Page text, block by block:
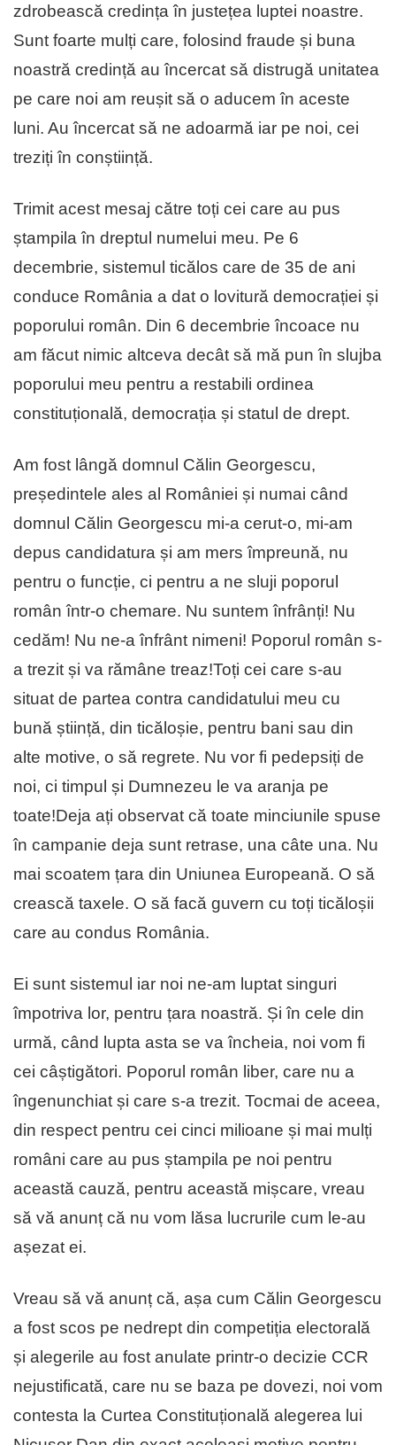
zdrobească credința în justețea luptei noastre.
Sunt foarte mulți care, folosind fraude și buna
noastră credință au încercat să distrugă unitatea
pe care noi am reușit să o aducem în aceste
luni. Au încercat să ne adoarmă iar pe noi, cei
treziți în conștiință.
Trimit acest mesaj către toți cei care au pus
ștampila în dreptul numelui meu. Pe 6
decembrie, sistemul ticălos care de 35 de ani
conduce România a dat o lovitură democrației și
poporului român. Din 6 decembrie încoace nu
am făcut nimic altceva decât să mă pun în slujba
poporului meu pentru a restabili ordinea
constituțională, democrația și statul de drept.
Am fost lângă domnul Călin Georgescu,
președintele ales al României și numai când
domnul Călin Georgescu mi-a cerut-o, mi-am
depus candidatura și am mers împreună, nu
pentru o funcție, ci pentru a ne sluji poporul
român într-o chemare. Nu suntem înfrânți! Nu
cedăm! Nu ne-a înfrânt nimeni! Poporul român s-
a trezit și va rămâne treaz!Toți cei care s-au
situat de partea contra candidatului meu cu
bună știință, din ticăloșie, pentru bani sau din
alte motive, o să regrete. Nu vor fi pedepsiți de
noi, ci timpul și Dumnezeu le va aranja pe
toate!Deja ați observat că toate minciunile spuse
în campanie deja sunt retrase, una câte una. Nu
mai scoatem țara din Uniunea Europeană. O să
crească taxele. O să facă guvern cu toți ticăloșii
care au condus România.
Ei sunt sistemul iar noi ne-am luptat singuri
împotriva lor, pentru țara noastră. Și în cele din
urmă, când lupta asta se va încheia, noi vom fi
cei câștigători. Poporul român liber, care nu a
îngenunchiat și care s-a trezit. Tocmai de aceea,
din respect pentru cei cinci milioane și mai mulți
români care au pus ștampila pe noi pentru
această cauză, pentru această mișcare, vreau
să vă anunț că nu vom lăsa lucrurile cum le-au
așezat ei.
Vreau să vă anunț că, așa cum Călin Georgescu
a fost scos pe nedrept din competiția electorală
și alegerile au fost anulate printr-o decizie CCR
nejustificată, care nu se baza pe dovezi, noi vom
contesta la Curtea Constituțională alegerea lui